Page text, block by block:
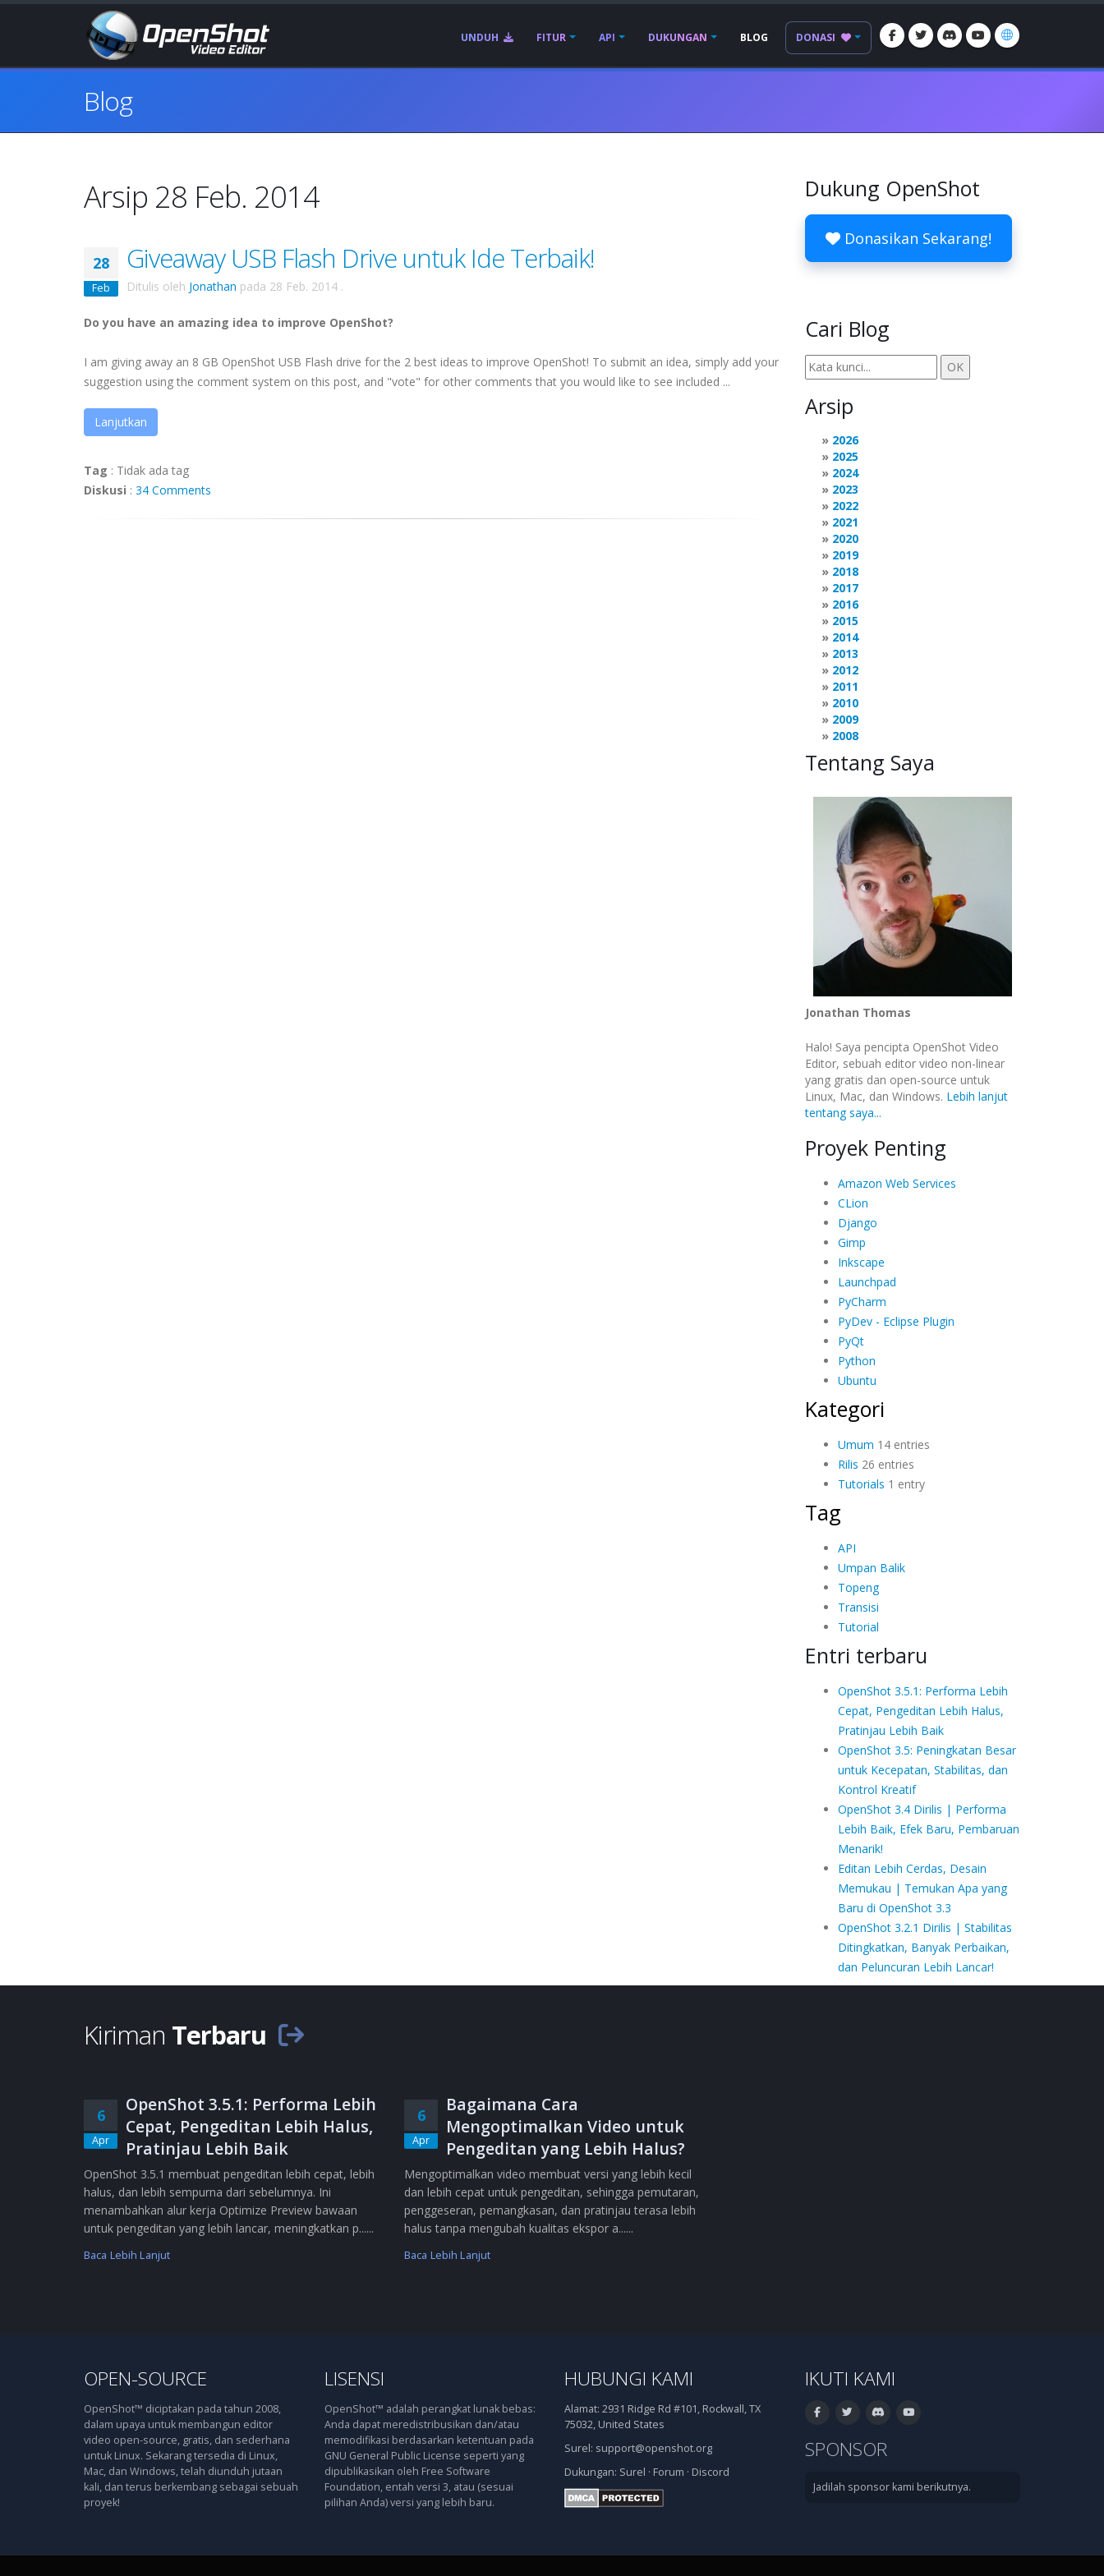
UNDUH FITUR API DUKUNGAN BLOG DONASI
Blog
Arsip 28 Feb. 2014
28
Feb
Giveaway USB Flash Drive untuk Ide Terbaik!
Ditulis oleh Jonathan pada 28 Feb. 2014 .
Do you have an amazing idea to improve OpenShot?
I am giving away an 8 GB OpenShot USB Flash drive for the 2 best ideas to improve OpenShot! To submit an idea, simply add your
suggestion using the comment system on this post, and "vote" for other comments that you would like to see included ...
Lanjutkan
Tag : Tidak ada tag
Diskusi : 34 Comments
Dukung OpenShot
Donasikan Sekarang!
Cari Blog
Arsip
2026
2025
2024
2023
2022
2021
2020
2019
2018
2017
2016
2015
2014
2013
2012
2011
2010
2009
2008
Tentang Saya
Jonathan Thomas
Halo! Saya pencipta OpenShot Video
Editor, sebuah editor video non-linear
yang gratis dan open-source untuk
Linux, Mac, dan Windows. Lebih lanjut
tentang saya...
Proyek Penting
Amazon Web Services
CLion
Django
Gimp
Inkscape
Launchpad
PyCharm
PyDev - Eclipse Plugin
PyQt
Python
Ubuntu
Kategori
Umum 14 entries
Rilis 26 entries
Tutorials 1 entry
Tag
API
Umpan Balik
Topeng
Transisi
Tutorial
Entri terbaru
OpenShot 3.5.1: Performa Lebih
Cepat, Pengeditan Lebih Halus,
Pratinjau Lebih Baik
OpenShot 3.5: Peningkatan Besar
untuk Kecepatan, Stabilitas, dan
Kontrol Kreatif
OpenShot 3.4 Dirilis | Performa
Lebih Baik, Efek Baru, Pembaruan
Menarik!
Editan Lebih Cerdas, Desain
Memukau | Temukan Apa yang
Baru di OpenShot 3.3
OpenShot 3.2.1 Dirilis | Stabilitas
Ditingkatkan, Banyak Perbaikan,
dan Peluncuran Lebih Lancar!
Kiriman Terbaru
6
Apr
OpenShot 3.5.1: Performa Lebih
Cepat, Pengeditan Lebih Halus,
Pratinjau Lebih Baik
OpenShot 3.5.1 membuat pengeditan lebih cepat, lebih
halus, dan lebih sempurna dari sebelumnya. Ini
menambahkan alur kerja Optimize Preview bawaan
untuk pengeditan yang lebih lancar, meningkatkan p......
Baca Lebih Lanjut
6
Apr
Bagaimana Cara
Mengoptimalkan Video untuk
Pengeditan yang Lebih Halus?
Mengoptimalkan video membuat versi yang lebih kecil
dan lebih cepat untuk pengeditan, sehingga pemutaran,
penggeseran, pemangkasan, dan pratinjau terasa lebih
halus tanpa mengubah kualitas ekspor a......
Baca Lebih Lanjut
OPEN-SOURCE
OpenShot™ diciptakan pada tahun 2008,
dalam upaya untuk membangun editor
video open-source, gratis, dan sederhana
untuk Linux. Sekarang tersedia di Linux,
Mac, dan Windows, telah diunduh jutaan
kali, dan terus berkembang sebagai sebuah
proyek!
LISENSI
OpenShot™ adalah perangkat lunak bebas:
Anda dapat meredistribusikan dan/atau
memodifikasi berdasarkan ketentuan pada
GNU General Public License seperti yang
dipublikasikan oleh Free Software
Foundation, entah versi 3, atau (sesuai
pilihan Anda) versi yang lebih baru.
HUBUNGI KAMI
Alamat: 2931 Ridge Rd #101, Rockwall, TX
75032, United States
Surel: support@openshot.org
Dukungan: Surel · Forum · Discord
IKUTI KAMI
SPONSOR
Jadilah sponsor kami berikutnya.